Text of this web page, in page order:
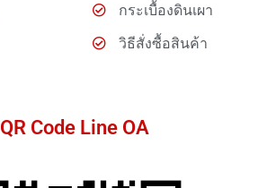
กระเบื้องดินเผา
วิธีสั่งซื้อสินค้า
QR Code Line OA